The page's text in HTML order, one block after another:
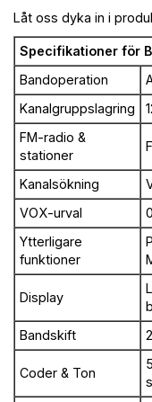
Låt oss dyka in i
Specifikationer för
Bandoperation
Kanalgruppslagring
FM-radio &
stationer
Kanalsökning
VOX-urval
Ytterligare
funktioner
Display
Bandskift
Coder & Ton